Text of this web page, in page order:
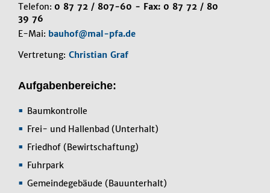
Telefon: 0 87 72 / 807-60 - Fax: 0 87 72 / 80
39 76
E-Mai: bauhof@mal-pfa.de
Vertretung: Christian Graf
Aufgabenbereiche:
Baumkontrolle
Frei- und Hallenbad (Unterhalt)
Friedhof (Bewirtschaftung)
Fuhrpark
Gemeindegebäude (Bauunterhalt)